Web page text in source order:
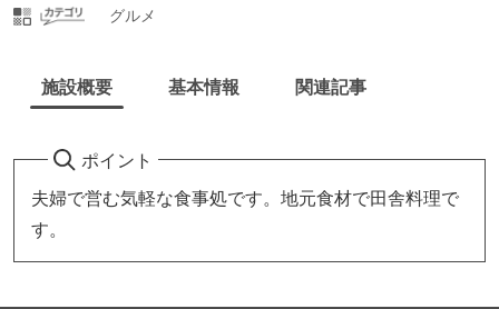
グルメ
施設概要 基本情報 関連記事
ポイント
夫婦で営む気軽な食事処です。地元食材で田舎料理で
す。